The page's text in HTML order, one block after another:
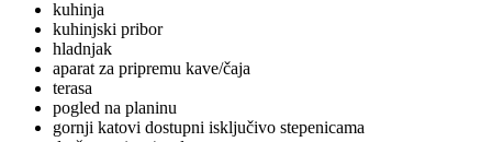
kuhinja
kuhinjski pribor
hladnjak
aparat za pripremu kave/čaja
terasa
pogled na planinu
gornji katovi dostupni isključivo stepenicama